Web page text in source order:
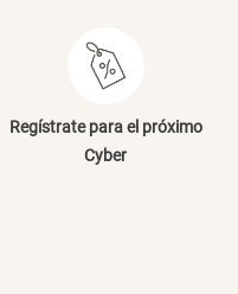
Regístrate para el próximo
Cyber